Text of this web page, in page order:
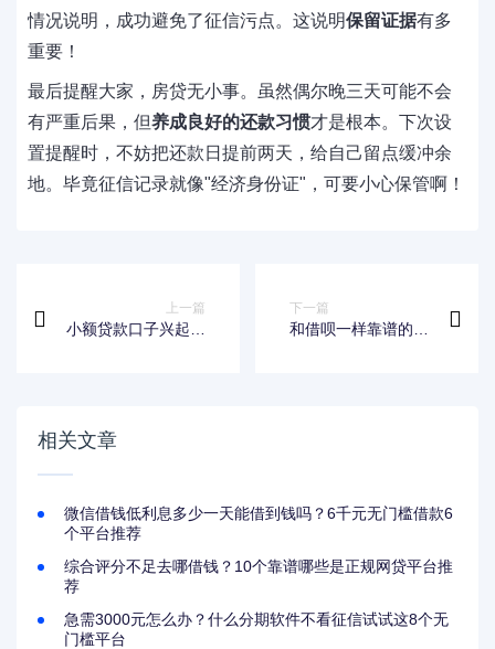
情况说明，成功避免了征信污点。这说明保留证据有多
重要！
最后提醒大家，房贷无小事。虽然偶尔晚三天可能不会
有严重后果，但养成良好的还款习惯才是根本。下次设
置提醒时，不妨把还款日提前两天，给自己留点缓冲余
地。毕竟征信记录就像"经济身份证"，可要小心保管啊！
上一篇
小额贷款口子兴起？
下一篇
和借呗一样靠谱的网
相关文章
微信借钱低利息多少一天能借到钱吗？6千元无门槛借款6
个平台推荐
综合评分不足去哪借钱？10个靠谱哪些是正规网贷平台推
荐
急需3000元怎么办？什么分期软件不看征信试试这8个无
门槛平台